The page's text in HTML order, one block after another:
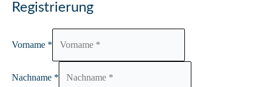
Registrierung
Vorname *
Nachname *